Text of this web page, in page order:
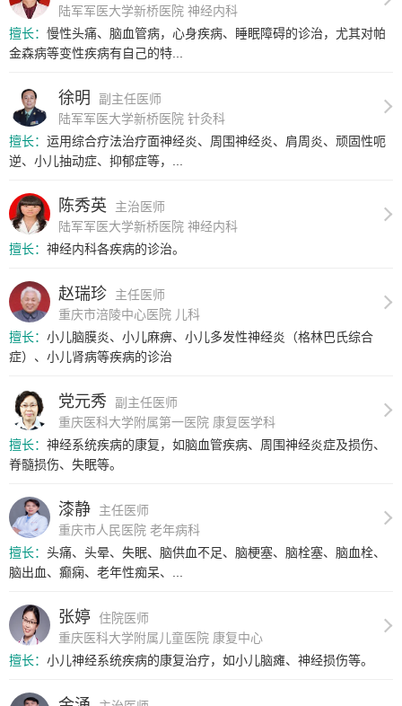
陆军军医大学新桥医院 神经内科
擅长： 慢性头痛、脑血管病，心身疾病、睡眠障碍的诊治，尤其对帕
金森病等变性疾病有自己的特...
徐明
副主任医师
陆军军医大学新桥医院 针灸科
擅长： 运用综合疗法治疗面神经炎、周围神经炎、肩周炎、顽固性呃
逆、小儿抽动症、抑郁症等，...
陈秀英
主治医师
陆军军医大学新桥医院 神经内科
擅长： 神经内科各疾病的诊治。
赵瑞珍
主任医师
重庆市涪陵中心医院 儿科
擅长： 小儿脑膜炎、小儿麻痹、小儿多发性神经炎（格林巴氏综合
症）、小儿肾病等疾病的诊治
党元秀
副主任医师
重庆医科大学附属第一医院 康复医学科
擅长： 神经系统疾病的康复，如脑血管疾病、周围神经炎症及损伤、
脊髓损伤、失眠等。
漆静
主任医师
重庆市人民医院 老年病科
擅长： 头痛、头晕、失眠、脑供血不足、脑梗塞、脑栓塞、脑血栓、
脑出血、癫痫、老年性痴呆、...
张婷
住院医师
重庆医科大学附属儿童医院 康复中心
擅长： 小儿神经系统疾病的康复治疗，如小儿脑瘫、神经损伤等。